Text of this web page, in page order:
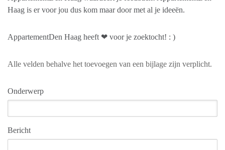
Haag is er voor jou dus kom maar door met al je ideeën.
AppartementDen Haag heeft ❤ voor je zoektocht! : )
Alle velden behalve het toevoegen van een bijlage zijn verplicht.
Onderwerp
Bericht